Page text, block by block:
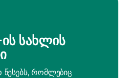
Სახლის
წესებს, რომლებიც